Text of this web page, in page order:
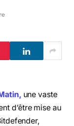
une vaste
d’être mise au